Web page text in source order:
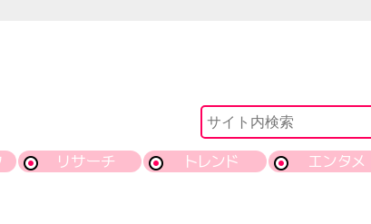
リサーチ トレンド エンタメ